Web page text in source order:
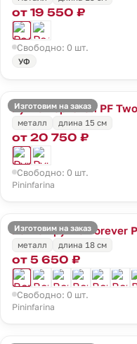
от 19 550 ₽
Свободно: 0 шт.
УФ
Изготовим на заказ
Ручка перьевая PF
металл
длина 15 см
от 20 750 ₽
Свободно: 0 шт.
Pininfarina
Изготовим на заказ
Вечная ручка Forever
металл
длина 18 см
от 5 650 ₽
Свободно: 0 шт.
Pininfarina